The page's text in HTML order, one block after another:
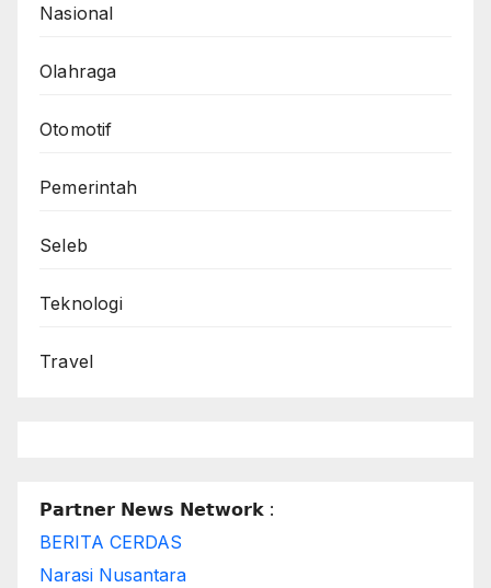
Nasional
Olahraga
Otomotif
Pemerintah
Seleb
Teknologi
Travel
𝗣𝗮𝗿𝘁𝗻𝗲𝗿 𝗡𝗲𝘄𝘀 𝗡𝗲𝘁𝘄𝗼𝗿𝗸 :
BERITA CERDAS
Narasi Nusantara